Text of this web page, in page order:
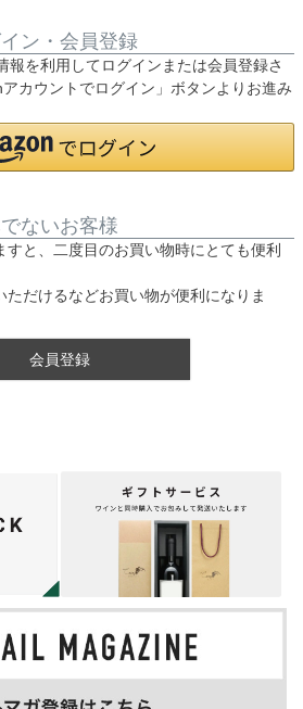
ン・会員登録
報を利用してログインまたは会員登録さ
カウントでログイン」ボタンよりお進み
ないお客様
と、二度目のお買い物時にとても便利
だけるなどお買い物が便利になりま
会員登録